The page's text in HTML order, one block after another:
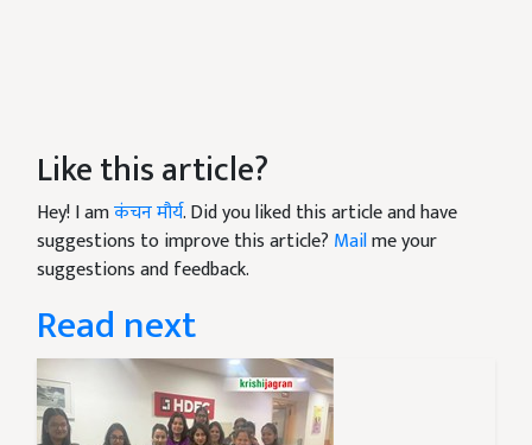
Like this article?
Hey! I amकंचन मौर्य. Did you liked this article and have
suggestions to improve this article? Mailme your
suggestions and feedback.
Read next